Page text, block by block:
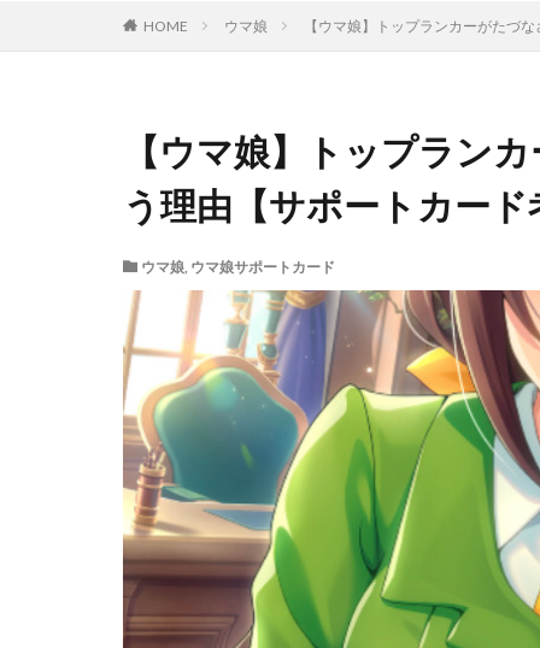
HOME ウマ娘 【ウマ娘】トップランカーがたづ
【ウマ娘】トップラン
う理由【サポートカード
ウマ娘, ウマ娘サポートカード